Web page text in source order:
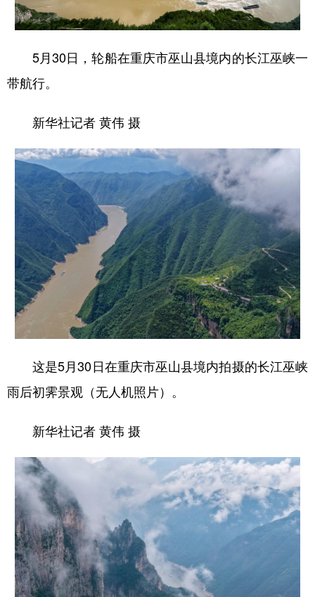
5月30日，轮船在重庆市巫山县境内的长江巫峡一
带航行。
新华社记者 黄伟 摄
这是5月30日在重庆市巫山县境内拍摄的长江巫峡
雨后初霁景观（无人机照片）。
新华社记者 黄伟 摄